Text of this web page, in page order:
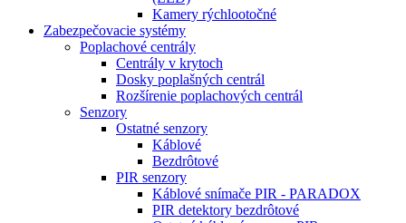
Kamery rýchlootočné
Zabezpečovacie systémy
Poplachové centrály
Centrály v krytoch
Dosky poplašných centrál
Rozšírenie poplachových centrál
Senzory
Ostatné senzory
Káblové
Bezdrôtové
PIR senzory
Káblové snímače PIR - PARADOX
PIR detektory bezdrôtové